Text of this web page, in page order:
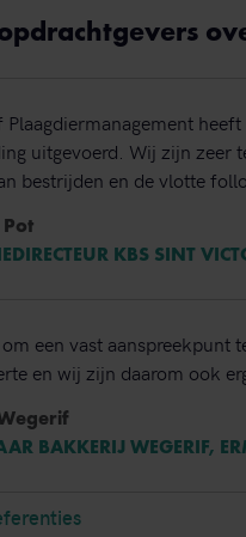
Plaagdiermanagement
uitgevoerd. Wij zijn zeer
bestrijden en de vlotte
Pot
KBS SINT
een vast aanspreekpunt
en wij zijn daarom ook
BAKKERIJ WEGERIF,